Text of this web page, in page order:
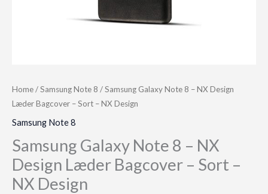
Home/Samsung Note 8 / Samsung Galaxy Note 8 – NX Design
Læder Bagcover – Sort – NX Design
Samsung Note 8
Samsung Galaxy Note 8 – NX
Design Læder Bagcover – Sort –
NX Design